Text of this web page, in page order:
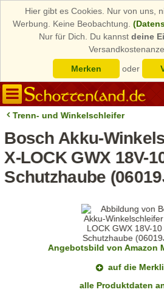
Hier gibt es Cookies. Nur von uns,
Werbung. Keine Beobachtung.
Nur für Dich. Du kannst deine
Merken
oder
Trenn- und Winkelschleifer
Bosch Akku-
X-LOCK GWX 18V-
Schutzhaube
Angebotsbild von Amazon
auf die
alle Produktdaten